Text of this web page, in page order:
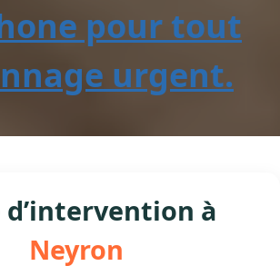
pour tout
urgent.
d’intervention à
Neyron